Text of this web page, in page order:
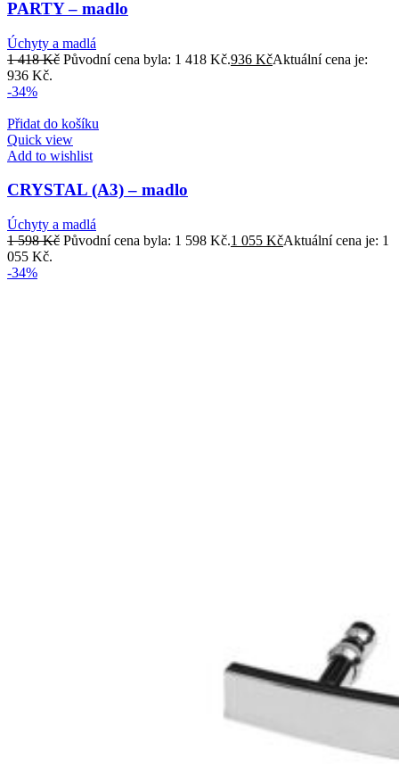
PARTY – madlo
Úchyty a madlá
1 418Kč Původní cena byla: 1 418 Kč.936 KčAktuální cena je:
936 Kč.
-34%
Přidat do košíku
Quick view
Add to wishlist
CRYSTAL (A3) – madlo
Úchyty a madlá
1 598Kč Původní cena byla: 1 598 Kč.1 055 KčAktuální cena je: 1
055 Kč.
-34%